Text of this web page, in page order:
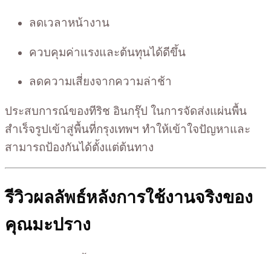
ลดเวลาหน้างาน
ควบคุมค่าแรงและต้นทุนได้ดีขึ้น
ลดความเสี่ยงจากความล่าช้า
ประสบการณ์ของทีริช อินกรุ๊ป ในการจัดส่งแผ่นพื้น
สำเร็จรูปเข้าสู่พื้นที่กรุงเทพฯ ทำให้เข้าใจปัญหาและ
สามารถป้องกันได้ตั้งแต่ต้นทาง
รีวิวผลลัพธ์หลังการใช้งานจริงของ
คุณมะปราง